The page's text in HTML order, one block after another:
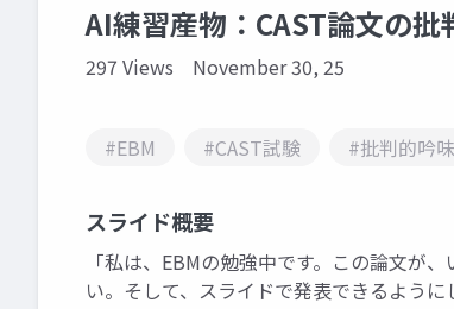
AI練習産物：CAST論文の
297 Views November 30, 25
#EBM #CAST試験 #批判的吟味
スライド概要
「私は、EBMの勉強中です。この論文が
い。そして、スライドで発表できるよう